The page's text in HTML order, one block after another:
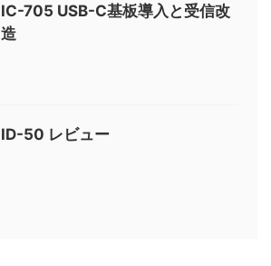
IC-705 USB-C基板導入と受信改
造
ID-50 レビュー